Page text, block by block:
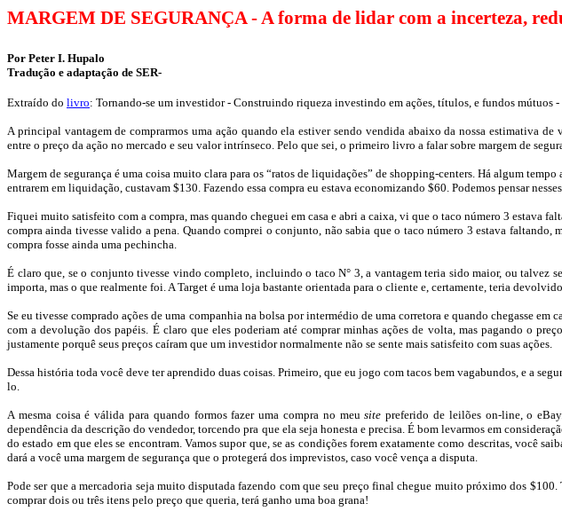
MARGEM DE SEGURANÇA - A forma de lidar com a incerteza,
Por Peter I. Hupalo
Tradução e adaptação de SER-
Extraído do livro: Tornando-se um investidor - Construindo riqueza investindo em ações, títulos, e fundos mútuos
A principal vantagem de comprarmos uma ação quando ela estiver sendo vendida abaixo da nossa estimativa
entre o preço da ação no mercado e seu valor intrínseco. Pelo que sei, o primeiro livro a falar sobre margem de
Margem de segurança é uma coisa muito clara para os “ratos de liquidações” deshopping-centers. Há algum tempo
entrarem em liquidação, custavam $130. Fazendo essa compra eu estava economizando $60. Podemos pensar
Fiquei muito satisfeito com a compra, mas quando cheguei em casa e abri a caixa, vi que o taco número 3 estava
compra ainda tivesse valido a pena. Quando comprei o conjunto, não sabia que o taco número 3 estava faltando,
compra fosse ainda uma pechincha.
É claro que, se o conjunto tivesse vindo completo, incluindo o taco N° 3, a vantagem teria sido maior, ou talvez
importa, mas o que realmente foi. ATarget é uma loja bastante orientada para o cliente e, certamente, teria
Se eu tivesse comprado ações de uma companhia na bolsa por intermédio de uma corretora e quando chegasse
com a devolução dos papéis. É claro que eles poderiam até comprar minhas ações de volta, mas pagando o
justamente porquê seus preços caíram que um investidor normalmente não se sente mais satisfeito com suas ações.
Dessa história toda você deve ter aprendido duas coisas. Primeiro, que eu jogo com tacos bem vagabundos, e a
lo.
A mesma coisa é válida para quando formos fazer uma compra no meusite preferido de leilões on-line, oeBay
dependência da descrição do vendedor, torcendo pra que ela seja honesta e precisa. É bom levarmos em
do estado em que eles se encontram. Vamos supor que, se as condições forem exatamente como descritas, você
dará a você uma margem de segurança que o protegerá dos imprevistos, caso você vença a disputa.
Pode ser que a mercadoria seja muito disputada fazendo com que seu preço final chegue muito próximo dos
comprar dois ou três itens pelo preço que queria, terá ganho uma boa grana!